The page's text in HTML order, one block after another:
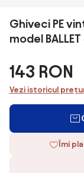
Ghiveci PE
model
143 RON
Vezi istoricul
Îmi